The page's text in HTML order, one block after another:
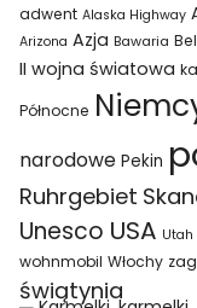
adwent Alaska Highway
Arizona Azja Bawaria
II wojna światowa
Północne
narodowe Pekin
Ruhrgebiet
Unesco USA Utah
wohnmobil Włochy
świątynia